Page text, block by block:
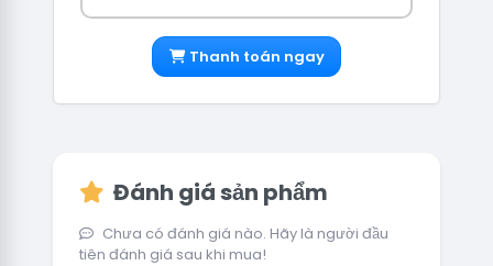
Thanh toán ngay
Đánh giá sản phẩm
Chưa có đánh giá nào. Hãy là người đầu
tiên đánh giá sau khi mua!